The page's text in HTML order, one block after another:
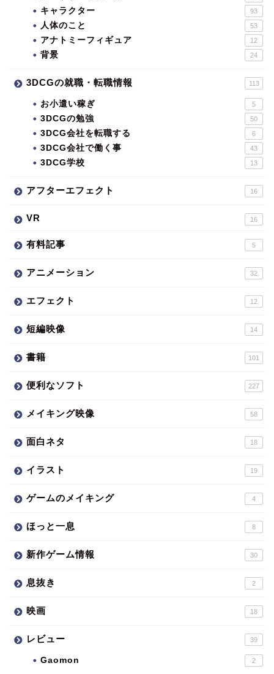
キャラクター 93
人体のこと 53
アナトミーフィギュア 12
背景 24
3DCGの就職・転職情報 113
お小遣い稼ぎ 5
3DCGの勉強 50
3DCG会社を転職する 6
3DCG会社で働く事 43
3DCG学校 13
アフターエフェクト 16
VR 16
有料記事 5
アニメーション 32
エフェクト 12
短編映像 14
書籍 101
便利なソフト 227
メイキング映像 58
面白ネタ 18
イラスト 19
ゲームのメイキング 4
ほっと一息 8
新作ゲーム情報 30
息抜き 2
映画 18
レビュー 39
Gaomon 2